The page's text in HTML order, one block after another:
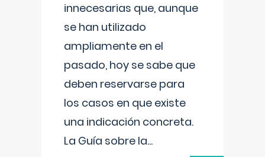
innecesarias que, aunque
se han utilizado
ampliamente en el
pasado, hoy se sabe que
deben reservarse para
los casos en que existe
una indicación concreta.
La Guía sobre la...